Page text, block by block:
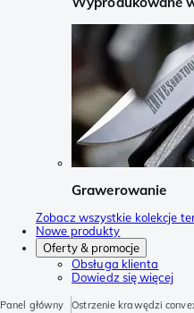
Grawerowanie
Zobacz wszystkie kolekcje
Nowe produkty
Oferty & promocje
Obsługa klienta
Dowiedz się więcej
Panel główny Ostrzenie krawędzi